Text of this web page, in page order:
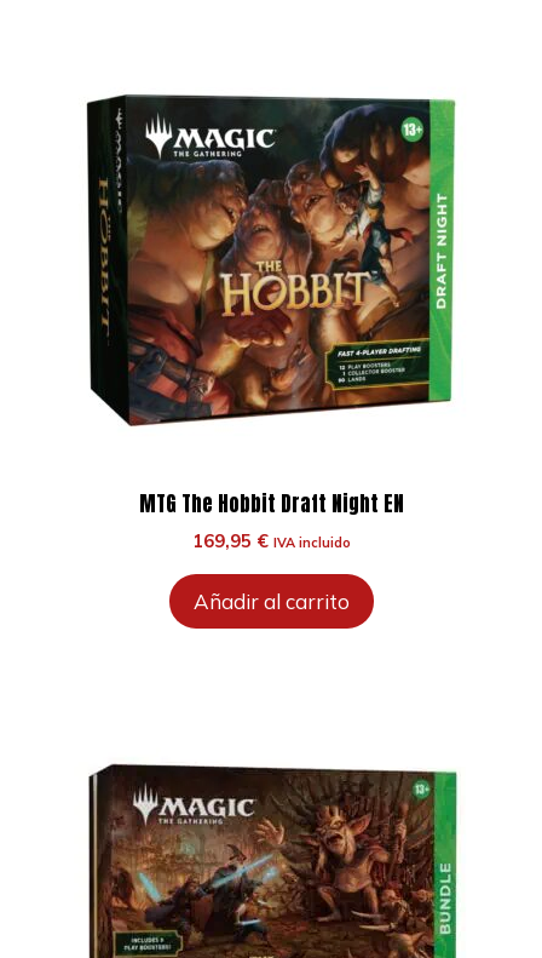
MTG The Hobbit Draft Night EN
169,95 € IVA incluido
Añadir al carrito